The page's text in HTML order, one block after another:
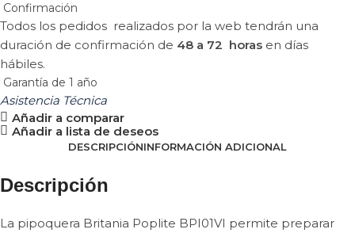
Confirmación
Todos los pedidos realizados por la web tendrán una
duración de confirmación de 48 a 72 horas en días
hábiles.
Garantía de 1 año
Asistencia Técnica
Añadir a comparar
Añadir a lista de deseos
DESCRIPCIÓNINFORMACIÓN ADICIONAL
Descripción
La pipoquera Britania Poplite BPI01VI permite preparar